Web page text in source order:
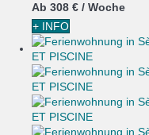
Ab 308 € / Woche
+ INFO